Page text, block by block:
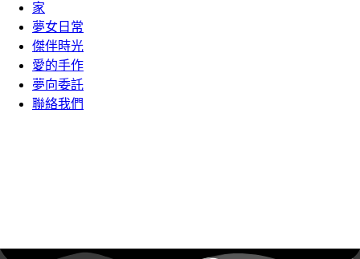
家
夢女日常
傑伴時光
愛的手作
夢向委託
聯絡我們